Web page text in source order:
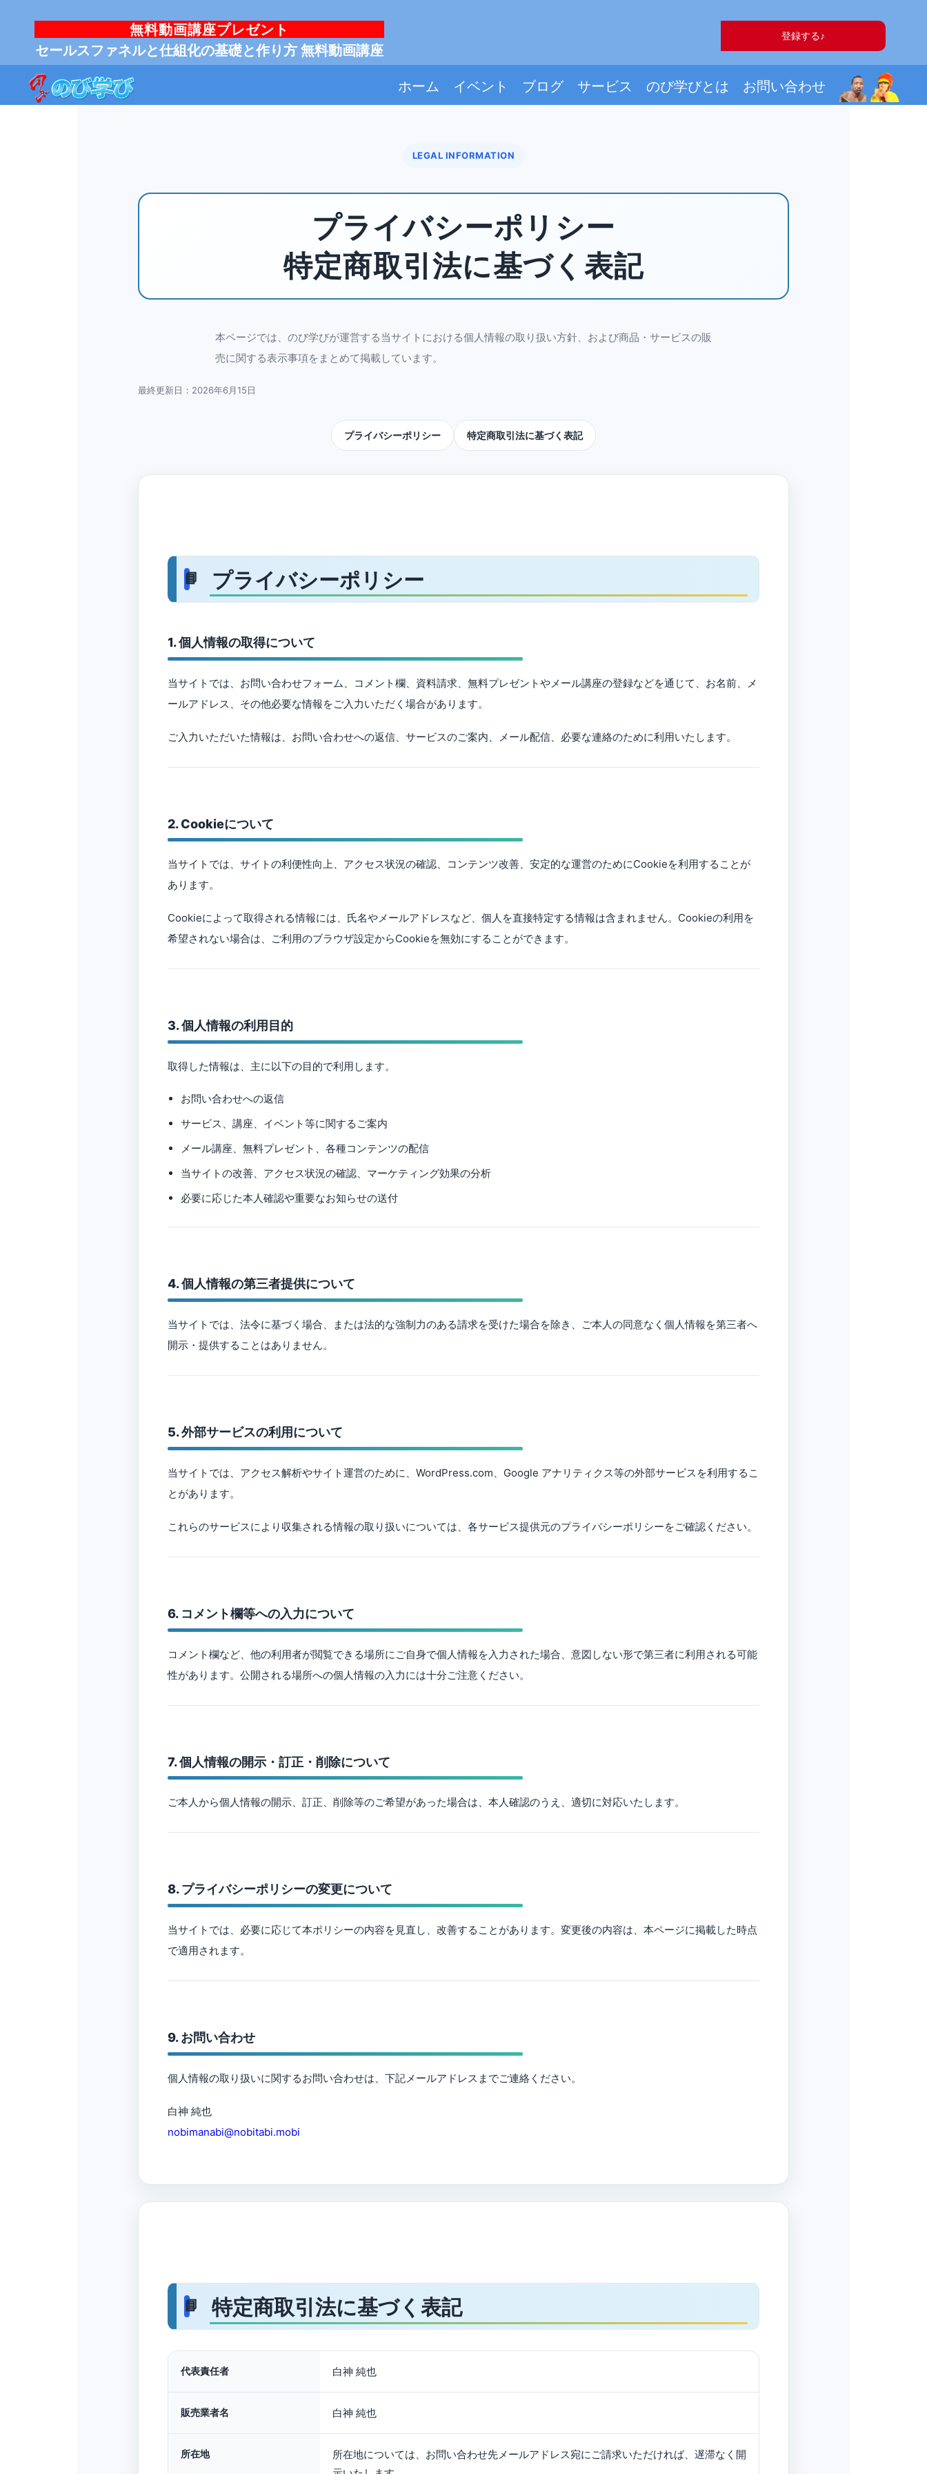
無料動画講座プレゼント
セールスファネルと仕組化の基礎と作り方 無料動画講座
登録する♪
ホーム イベント ブログ サービス のび学びとは お問い合わせ
LEGAL INFORMATION
プライバシーポリシー
特定商取引法に基づく表記
本ページでは、のび学びが運営する当サイトにおける個人情報の取り扱い方針、および商品・サービスの販
売に関する表示事項をまとめて掲載しています。
最終更新日：2026年6月15日
プライバシーポリシー 特定商取引法に基づく表記
プライバシーポリシー
1. 個人情報の取得について
当サイトでは、お問い合わせフォーム、コメント欄、資料請求、無料プレゼントやメール講座の登録などを通じて、お名前、メ
ールアドレス、その他必要な情報をご入力いただく場合があります。
ご入力いただいた情報は、お問い合わせへの返信、サービスのご案内、メール配信、必要な連絡のために利用いたします。
2. Cookieについて
当サイトでは、サイトの利便性向上、アクセス状況の確認、コンテンツ改善、安定的な運営のためにCookieを利用することが
あります。
Cookieによって取得される情報には、氏名やメールアドレスなど、個人を直接特定する情報は含まれません。Cookieの利用を
希望されない場合は、ご利用のブラウザ設定からCookieを無効にすることができます。
3. 個人情報の利用目的
取得した情報は、主に以下の目的で利用します。
お問い合わせへの返信
サービス、講座、イベント等に関するご案内
メール講座、無料プレゼント、各種コンテンツの配信
当サイトの改善、アクセス状況の確認、マーケティング効果の分析
必要に応じた本人確認や重要なお知らせの送付
4. 個人情報の第三者提供について
当サイトでは、法令に基づく場合、または法的な強制力のある請求を受けた場合を除き、ご本人の同意なく個人情報を第三者へ
開示・提供することはありません。
5. 外部サービスの利用について
当サイトでは、アクセス解析やサイト運営のために、WordPress.com、Google アナリティクス等の外部サービスを利用するこ
とがあります。
これらのサービスにより収集される情報の取り扱いについては、各サービス提供元のプライバシーポリシーをご確認ください。
6. コメント欄等への入力について
コメント欄など、他の利用者が閲覧できる場所にご自身で個人情報を入力された場合、意図しない形で第三者に利用される可能
性があります。公開される場所への個人情報の入力には十分ご注意ください。
7. 個人情報の開示・訂正・削除について
ご本人から個人情報の開示、訂正、削除等のご希望があった場合は、本人確認のうえ、適切に対応いたします。
8. プライバシーポリシーの変更について
当サイトでは、必要に応じて本ポリシーの内容を見直し、改善することがあります。変更後の内容は、本ページに掲載した時点
で適用されます。
9. お問い合わせ
個人情報の取り扱いに関するお問い合わせは、下記メールアドレスまでご連絡ください。
白神 純也
nobimanabi@nobitabi.mobi
特定商取引法に基づく表記
代表責任者 白神 純也
販売業者名 白神 純也
所在地
所在地については、お問い合わせ先メールアドレス宛にご請求いただければ、遅滞なく開